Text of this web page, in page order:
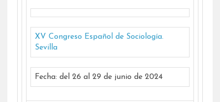
XV Congreso Español de Sociología.
Sevilla
Fecha: del 26 al 29 de junio de 2024